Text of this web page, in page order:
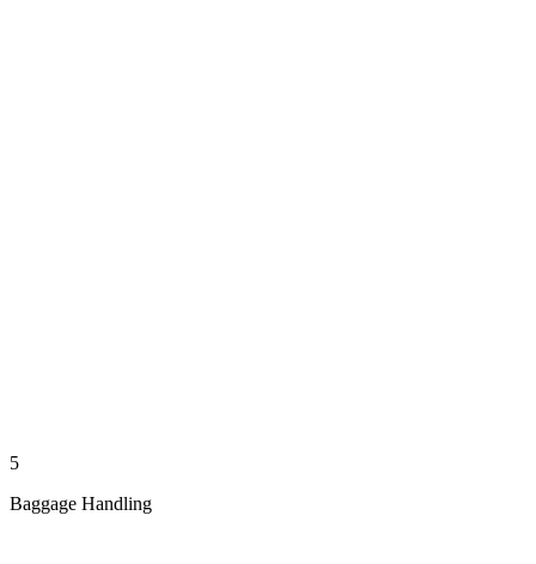
5
Baggage Handling